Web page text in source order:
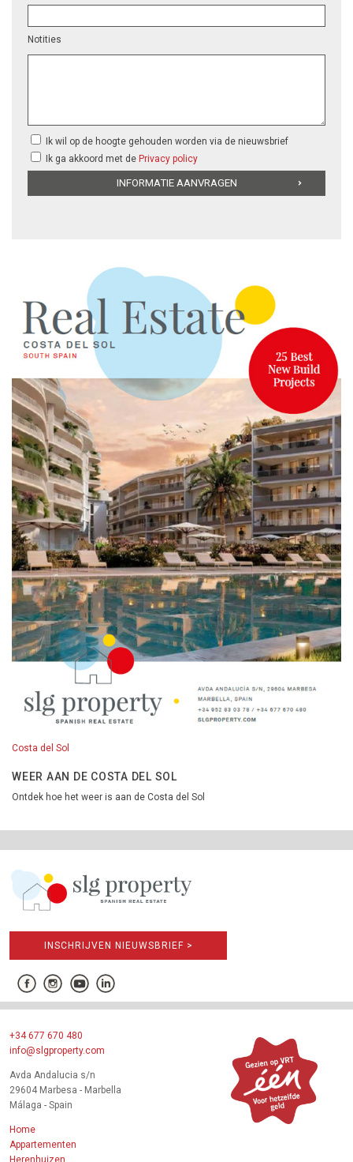
Notities
Ik wil op de hoogte gehouden worden via de nieuwsbrief
Ik ga akkoord met de Privacy policy
Costa del Sol
WEER AAN DE COSTA DEL SOL
Ontdek hoe het weer is aan de Costa del Sol
INSCHRIJVEN NIEUWSBRIEF >
+34 677 670 480
info@slgproperty.com
Avda Andalucia s/n
29604 Marbesa - Marbella
Málaga - Spain
Home
Appartementen
Herenhuizen